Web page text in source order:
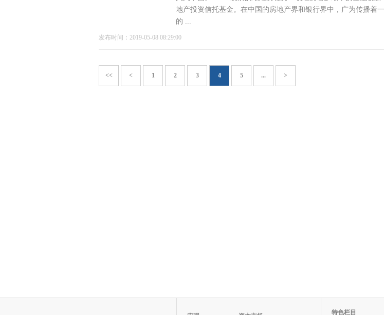
地产投资信托基金。在中国的房地产界和银行界中，广为传播着
的 ...
发布时间：2019-05-08 08:29:00
<< < 1 2 3 4 5 ... >
特色栏目